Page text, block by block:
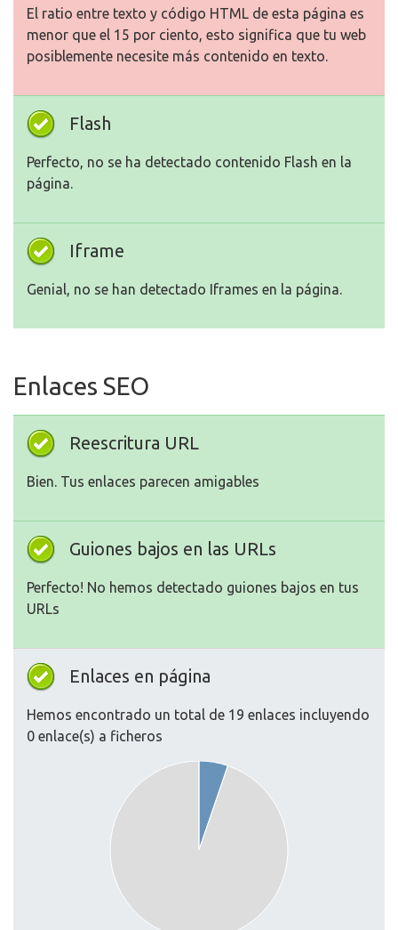
El ratio entre texto y código HTML de esta página es
menor que el 15 por ciento, esto significa que tu web
posiblemente necesite más contenido en texto.
Flash
Perfecto, no se ha detectado contenido Flash en la
página.
Iframe
Genial, no se han detectado Iframes en la página.
Enlaces SEO
Reescritura URL
Bien. Tus enlaces parecen amigables
Guiones bajos en las URLs
Perfecto! No hemos detectado guiones bajos en tus
URLs
Enlaces en página
Hemos encontrado un total de 19 enlaces incluyendo
0 enlace(s) a ficheros